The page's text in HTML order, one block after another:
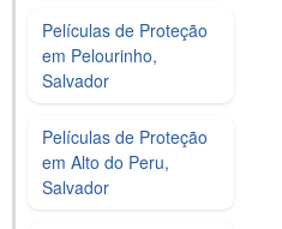
Películas de Proteção
em Pelourinho,
Salvador
Películas de Proteção
em Alto do Peru,
Salvador